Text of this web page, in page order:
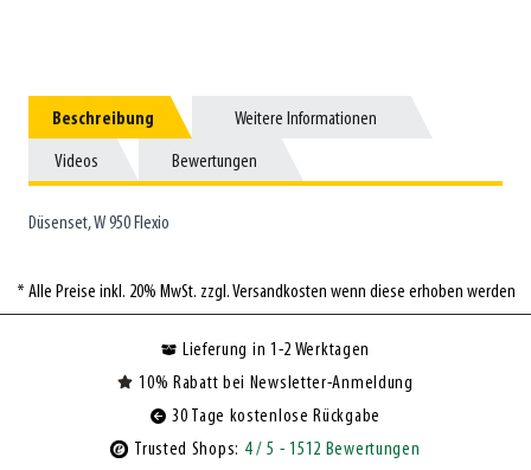
Beschreibung
Beschreibung Weitere Informationen
Weitere Informationen
Videos
Videos Bewertungen
Bewertungen
Düsenset, W 950 Flexio
* Alle Preise inkl. 20% MwSt. zzgl. Versandkosten wenn diese erhoben werden
Lieferung in 1-2 Werktagen
10% Rabatt bei Newsletter-Anmeldung
30 Tage kostenlose Rückgabe
Trusted Shops: 4/ 5 - 1512 Bewertungen